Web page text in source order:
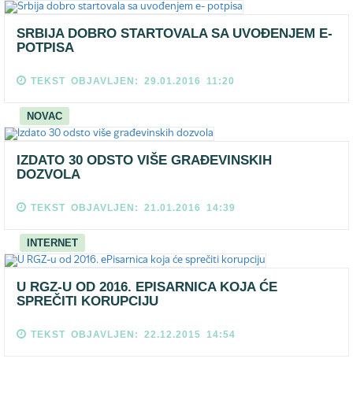
SRBIJA DOBRO STARTOVALA SA UVOĐENJEM E-
POTPISA
TEKST OBJAVLJEN: 29.01.2016 11:20
NOVAC
IZDATO 30 ODSTO VIŠE GRAĐEVINSKIH
DOZVOLA
TEKST OBJAVLJEN: 21.01.2016 14:39
INTERNET
U RGZ-U OD 2016. EPISARNICA KOJA ĆE
SPREČITI KORUPCIJU
TEKST OBJAVLJEN: 22.12.2015 14:54